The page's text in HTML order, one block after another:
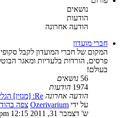
נושאים
הודעות
הודעה אחרונה
חברי מועדון
המקום של חברי המועדון לקבל
פרסים, הורדות בלעדיות ומאגר
בעולם!
56 נושאים
1974 הודעות
הודעה אחרונה Re: [מגזין] הגליון השני לשנת …
על ידי Ozerivarium צפה
ש' דצמבר 31, 2011 12:15 pm